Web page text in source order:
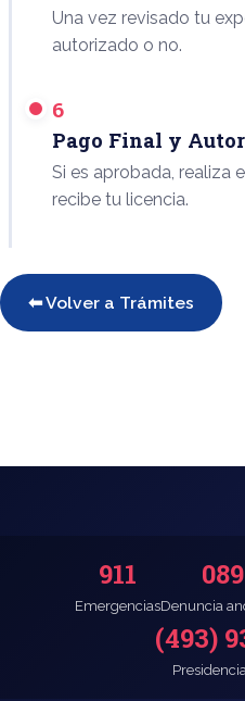
Una vez revisado tu
autorizado o no.
6
Pago Final y
Si es aprobada, realiza
recibe tu licencia.
⬅ Volver a Trámites
911
Emergencias
089
Denuncia
(493)